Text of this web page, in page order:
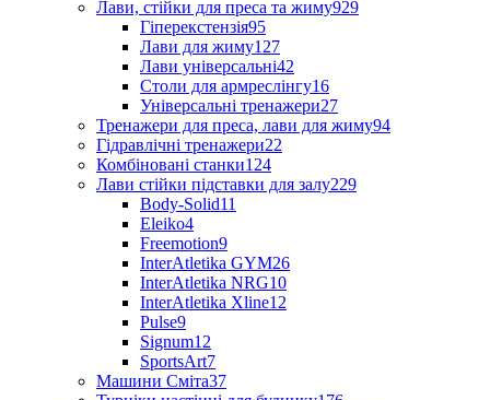
Лави, стійки для преса та жиму929
Гіперекстензія95
Лави для жиму127
Лави універсальні42
Столи для армреслінгу16
Універсальні тренажери27
Тренажери для преса, лави для жиму94
Гідравлічні тренажери22
Комбіновані станки124
Лави стійки підставки для залу229
Body-Solid11
Eleiko4
Freemotion9
InterAtletika GYM26
InterAtletika NRG10
InterAtletika Xline12
Pulse9
Signum12
SportsArt7
Машини Сміта37